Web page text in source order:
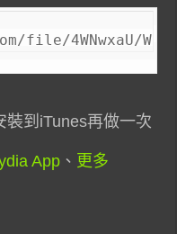
4WNwxaU/
裝到iTunes再做一次
App 、 更多